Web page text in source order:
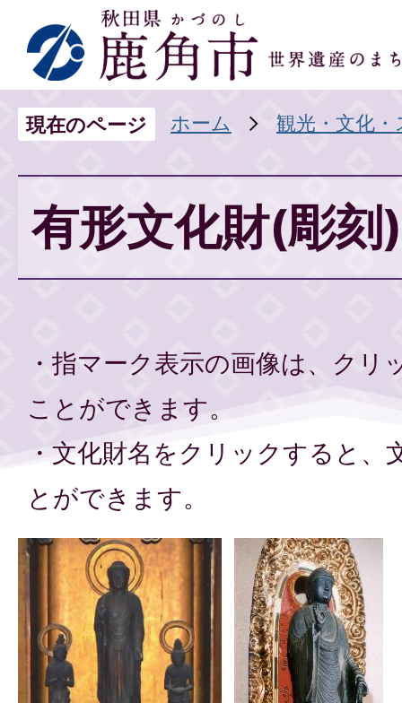
現在のページ ホーム 観光・文化
有形文化財(彫刻)
・指マーク表示の画像は、クリ
ことができます。
・文化財名をクリックすると、
とができます。